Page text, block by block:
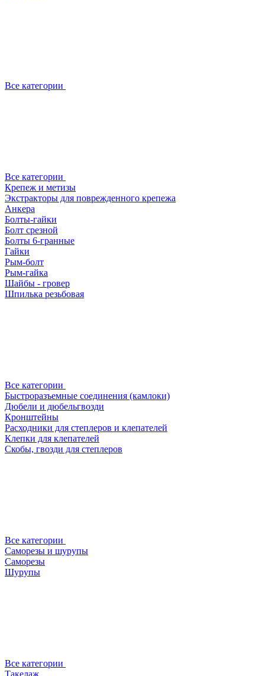
Все категории
Все категории
Крепеж и метизы
Экстракторы для поврежденного крепежа
Анкера
Болты-гайки
Болт срезной
Болты 6-гранные
Гайки
Рым-болт
Рым-гайка
Шайбы - гровер
Шпилька резьбовая
Все категории
Быстроразъемные соединения (камлоки)
Дюбели и дюбельгвозди
Кронштейны
Расходники для степлеров и клепателей
Клепки для клепателей
Скобы, гвозди для степлеров
Все категории
Саморезы и шурупы
Саморезы
Шурупы
Все категории
Такелаж